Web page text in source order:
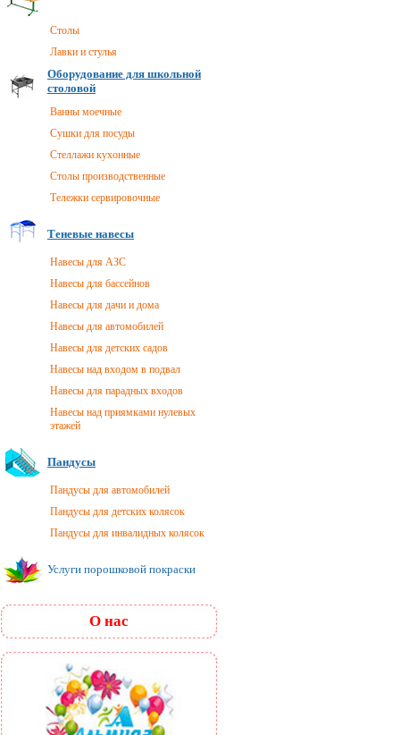
Столы
Лавки и стулья
Оборудование для школьной
столовой
Ванны моечные
Сушки для посуды
Стеллажи кухонные
Столы производственные
Тележки сервировочные
Теневые навесы
Навесы для АЗС
Навесы для бассейнов
Навесы для дачи и дома
Навесы для автомобилей
Навесы для детских садов
Навесы над входом в подвал
Навесы для парадных входов
Навесы над приямками нулевых
этажей
Пандусы
Пандусы для автомобилей
Пандусы для детских колясок
Пандусы для инвалидных колясок
Услуги порошковой покраски
О нас